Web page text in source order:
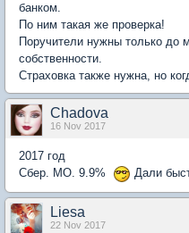
банком.
По ним такая же проверка!
Поручители нужны только до
собственности.
Страховка также нужна, но
Chadova
16 Nov 2017
2017 год
Сбер. МО. 9.9%
Дали
Liesa
22 Nov 2017